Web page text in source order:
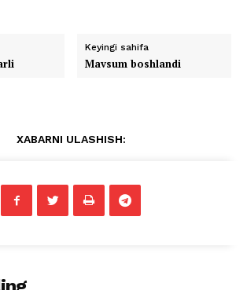
Keyingi sahifa
Mavsum boshlandi
XABARNI ULASHISH: